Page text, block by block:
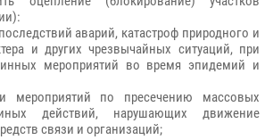
аварий, катастроф природного и
и других чрезвычайных ситуаций, при
мероприятий во время эпидемий и
мероприятий по пресечению массовых
действий, нарушающих движение
связи и организаций;